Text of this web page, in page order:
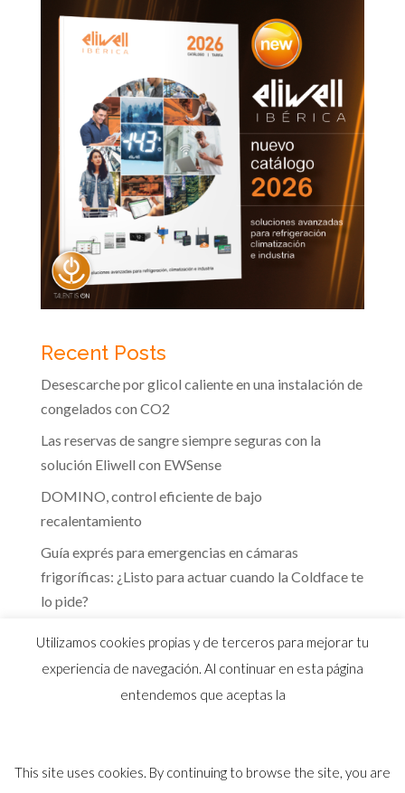
Recent Posts
Desescarche por glicol caliente en una instalación de
congelados con CO2
Las reservas de sangre siempre seguras con la
solución Eliwell con EWSense
DOMINO, control eficiente de bajo
recalentamiento
Guía exprés para emergencias en cámaras
frigoríficas: ¿Listo para actuar cuando la Coldface te
lo pide?
© 2026 Distribuidor oficial Eliwell en España y
Utilizamos cookies propias y de terceros para mejorar tu
experiencia de navegación. Al continuar en esta página
entendemos que aceptas la
This site uses cookies. By continuing to browse the site, you are